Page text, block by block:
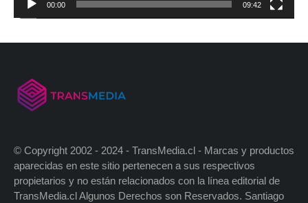
00:00 09:42
© Copyright 2002 - 2024 - TransMedia.cl - Marcas y productos
aparecidas en este sitio pertenecen a sus respectivos
propietarios y no están relacionados con la línea editorial de
TransMedia.cl Algunos Derechos son Reservados. Santiago